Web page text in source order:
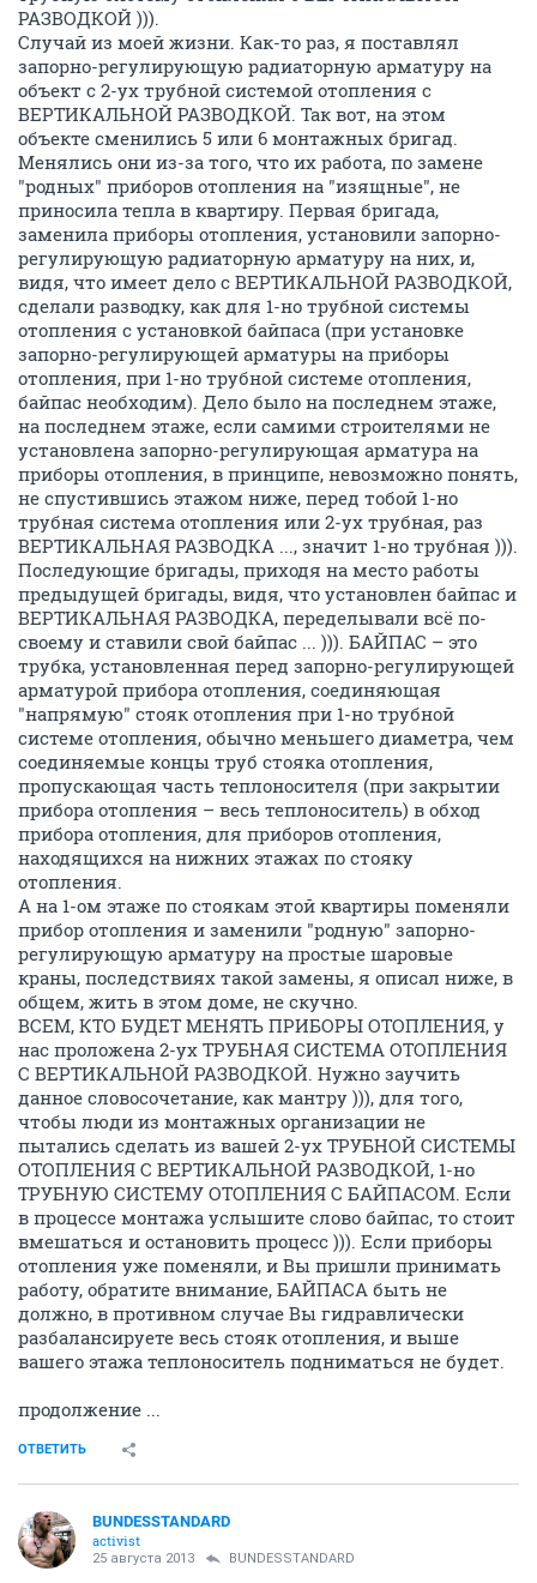
РАЗВОДКОЙ ))).
Случай из моей жизни. Как-то раз, я поставлял
запорно-регулирующую радиаторную арматуру на
объект с 2-ух трубной системой отопления с
ВЕРТИКАЛЬНОЙ РАЗВОДКОЙ. Так вот, на этом
объекте сменились 5 или 6 монтажных бригад.
Менялись они из-за того, что их работа, по замене
"родных" приборов отопления на "изящные", не
приносила тепла в квартиру. Первая бригада,
заменила приборы отопления, установили запорно-
регулирующую радиаторную арматуру на них, и,
видя, что имеет дело с ВЕРТИКАЛЬНОЙ РАЗВОДКОЙ,
сделали разводку, как для 1-но трубной системы
отопления с установкой байпаса (при установке
запорно-регулирующей арматуры на приборы
отопления, при 1-но трубной системе отопления,
байпас необходим). Дело было на последнем этаже,
на последнем этаже, если самими строителями не
установлена запорно-регулирующая арматура на
приборы отопления, в принципе, невозможно понять,
не спустившись этажом ниже, перед тобой 1-но
трубная система отопления или 2-ух трубная, раз
ВЕРТИКАЛЬНАЯ РАЗВОДКА ..., значит 1-но трубная ))).
Последующие бригады, приходя на место работы
предыдущей бригады, видя, что установлен байпас и
ВЕРТИКАЛЬНАЯ РАЗВОДКА, переделывали всё по-
своему и ставили свой байпас ... ))). БАЙПАС – это
трубка, установленная перед запорно-регулирующей
арматурой прибора отопления, соединяющая
"напрямую" стояк отопления при 1-но трубной
системе отопления, обычно меньшего диаметра, чем
соединяемые концы труб стояка отопления,
пропускающая часть теплоносителя (при закрытии
прибора отопления – весь теплоноситель) в обход
прибора отопления, для приборов отопления,
находящихся на нижних этажах по стояку
отопления.
А на 1-ом этаже по стоякам этой квартиры поменяли
прибор отопления и заменили "родную" запорно-
регулирующую арматуру на простые шаровые
краны, последствиях такой замены, я описал ниже, в
общем, жить в этом доме, не скучно.
ВСЕМ, КТО БУДЕТ МЕНЯТЬ ПРИБОРЫ ОТОПЛЕНИЯ, у
нас проложена 2-ух ТРУБНАЯ СИСТЕМА ОТОПЛЕНИЯ
С ВЕРТИКАЛЬНОЙ РАЗВОДКОЙ. Нужно заучить
данное словосочетание, как мантру ))), для того,
чтобы люди из монтажных организации не
пытались сделать из вашей 2-ух ТРУБНОЙ СИСТЕМЫ
ОТОПЛЕНИЯ С ВЕРТИКАЛЬНОЙ РАЗВОДКОЙ, 1-но
ТРУБНУЮ СИСТЕМУ ОТОПЛЕНИЯ С БАЙПАСОМ. Если
в процессе монтажа услышите слово байпас, то стоит
вмешаться и остановить процесс ))). Если приборы
отопления уже поменяли, и Вы пришли принимать
работу, обратите внимание, БАЙПАСА быть не
должно, в противном случае Вы гидравлически
разбалансируете весь стояк отопления, и выше
вашего этажа теплоноситель подниматься не будет.
продолжение ...
ОТВЕТИТЬ
BUNDESSTANDARD
activist
25 августа 2013 BUNDESSTANDARD